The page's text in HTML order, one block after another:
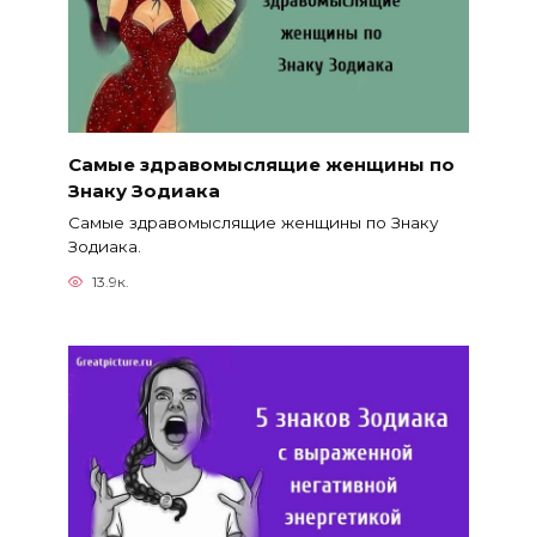
Самые здравомыслящие женщины по
Знаку Зодиака
Самые здравомыслящие женщины по Знаку
Зодиака.
13.9к.